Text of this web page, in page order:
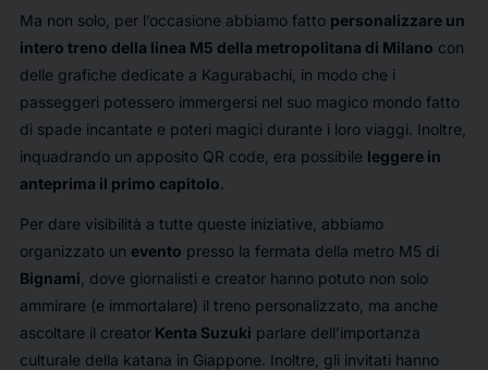
Ma non solo, per l’occasione abbiamo fatto personalizzare un
intero treno della linea M5 della metropolitana di Milano con
delle grafiche dedicate a Kagurabachi, in modo che i
passeggeri potessero immergersi nel suo magico mondo fatto
di spade incantate e poteri magici durante i loro viaggi. Inoltre,
inquadrando un apposito QR code, era possibile leggere in
anteprima il primo capitolo.
Per dare visibilità a tutte queste iniziative, abbiamo
organizzato un evento presso la fermata della metro M5 di
Bignami , dove giornalisti e creator hanno potuto non solo
ammirare (e immortalare) il treno personalizzato, ma anche
ascoltare il creatorKenta Suzuki parlare dell’importanza
culturale della katana in Giappone. Inoltre, gli invitati hanno